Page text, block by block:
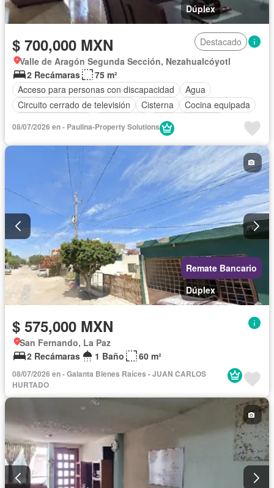
Dúplex
$ 700,000 MXN
Destacado
Valle de Aragón Segunda Sección, Nezahualcóyotl
2 Recámaras
75 m²
Acceso para personas con discapacidad
Agua
Circuito cerrado de televisión
Cisterna
Cocina equipada
Estacionamiento
Recámara con closet
Televisión por cable
Wifi Zonas verdes Sin amueblar
08/07/2026 en - Paulina-Property Solutions
Remate Bancario
Dúplex
$ 575,000 MXN
San Fernando, La Paz
2 Recámaras
1 Baño 60 m²
08/07/2026 en - Galanta Bienes Raíces - JUAN CARLOS
HURTADO